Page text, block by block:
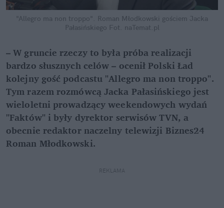
"Allegro ma non troppo". Roman Młodkowski gościem Jacka
Pałasińskiego Fot. naTemat.pl
– W gruncie rzeczy to była próba realizacji
bardzo słusznych celów – ocenił Polski Ład
kolejny gość podcastu "Allegro ma non troppo".
Tym razem rozmówcą Jacka Pałasińskiego jest
wieloletni prowadzący weekendowych wydań
"Faktów" i były dyrektor serwisów TVN, a
obecnie redaktor naczelny telewizji Biznes24
Roman Młodkowski.
REKLAMA